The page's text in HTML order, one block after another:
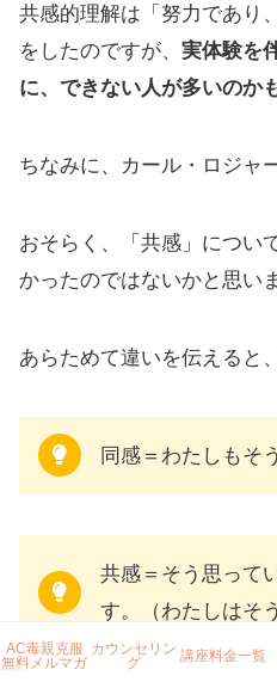
共感的理解は「努力であり
をしたのですが、 実体験を
に、できない人が多いのか
ちなみに、カール・ロジャ
おそらく、「共感」につい
かったのではないかと思い
あらためて違いを伝えると
同感＝わたしもそ
共感＝そう思って
す。（わたしはそ
AC毒親克服
無料メルマガ
カウンセリン
グ
講座料金一覧